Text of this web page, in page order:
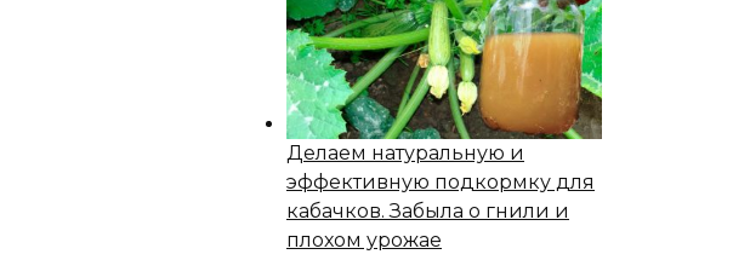
Делаем натуральную и
эффективную подкормку для
кабачков. Забыла о гнили и
плохом урожае